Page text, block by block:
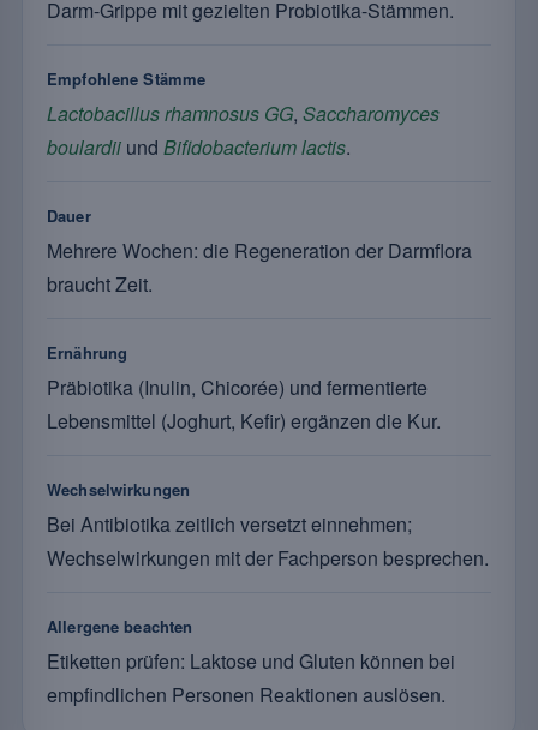
Darm-Grippe mit gezielten Probiotika-Stämmen.
Empfohlene Stämme
Lactobacillus rhamnosus GG, Saccharomyces
boulardii und Bifidobacterium lactis.
Dauer
Mehrere Wochen: die Regeneration der Darmflora
braucht Zeit.
Ernährung
Präbiotika (Inulin, Chicorée) und fermentierte
Lebensmittel (Joghurt, Kefir) ergänzen die Kur.
Wechselwirkungen
Bei Antibiotika zeitlich versetzt einnehmen;
Wechselwirkungen mit der Fachperson besprechen.
Allergene beachten
Etiketten prüfen: Laktose und Gluten können bei
empfindlichen Personen Reaktionen auslösen.